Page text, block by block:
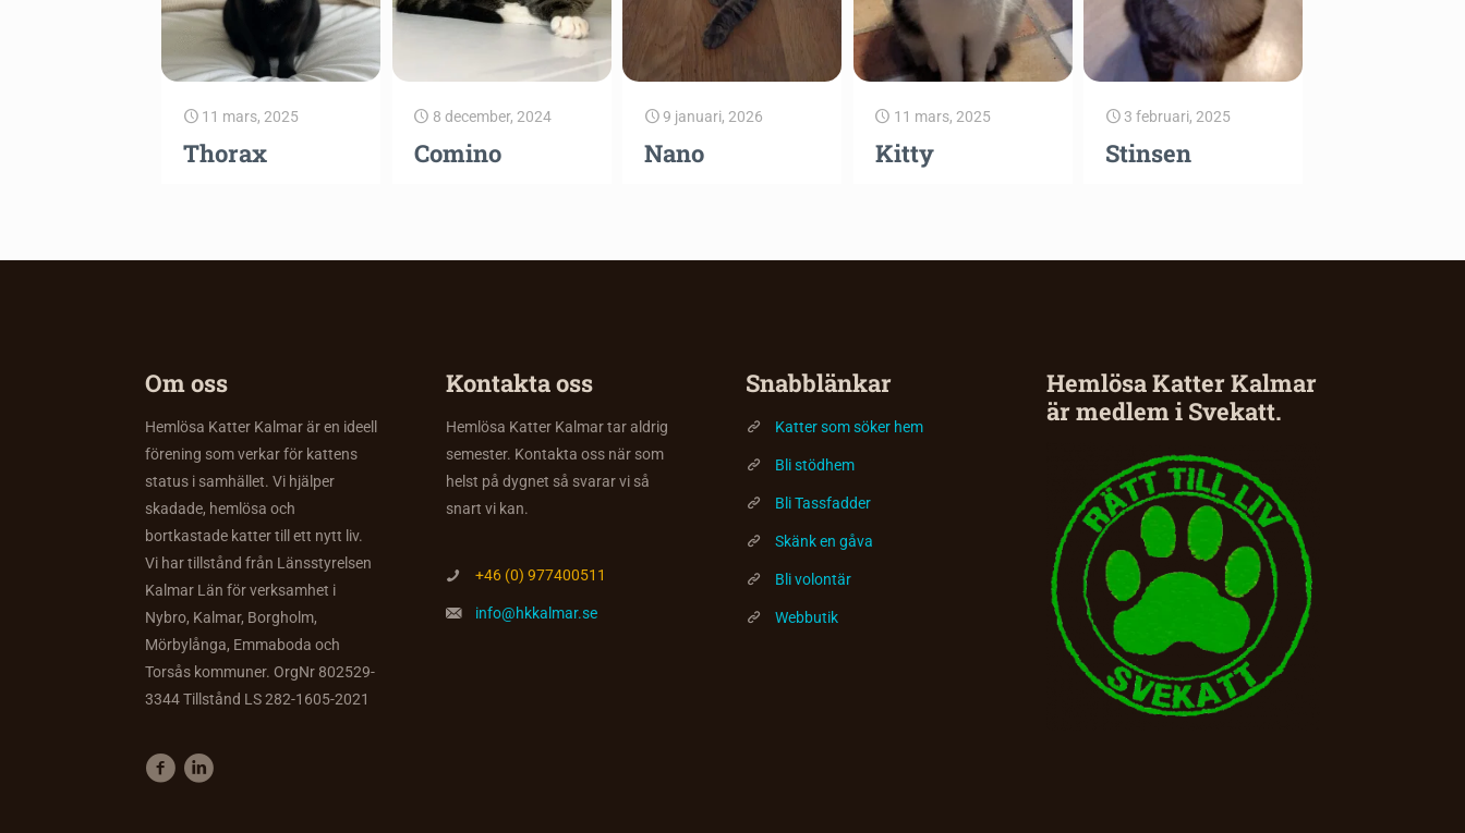
11 mars, 2025
Thorax
8 december, 2024
Comino
9 januari, 2026
Nano
11 mars, 2025
Kitty
3 februari, 2025
Stinsen
Om oss
Hemlösa Katter Kalmar är en ideell
förening som verkar för kattens
status i samhället. Vi hjälper
skadade, hemlösa och
bortkastade katter till ett nytt liv.
Vi har tillstånd från Länsstyrelsen
Kalmar Län för verksamhet i
Nybro, Kalmar, Borgholm,
Mörbylånga, Emmaboda och
Torsås kommuner. OrgNr 802529-
3344 Tillstånd LS 282-1605-2021
Kontakta oss
Hemlösa Katter Kalmar tar aldrig
semester. Kontakta oss när som
helst på dygnet så svarar vi så
snart vi kan.
+46 (0) 977400511
info@hkkalmar.se
Snabblänkar
Katter som söker hem
Bli stödhem
Bli Tassfadder
Skänk en gåva
Bli volontär
Webbutik
Hemlösa Katter Kalmar
är medlem i Svekatt.